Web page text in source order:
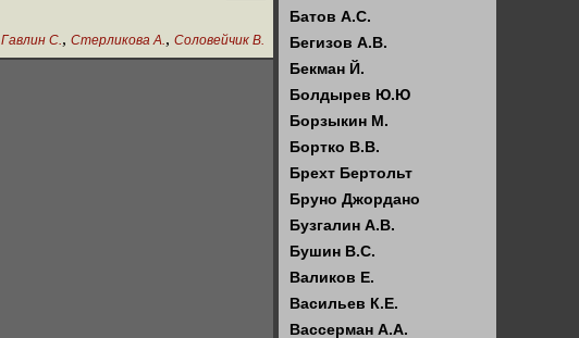
Гавлин С., Стерликова А., Соловейчик В.
Батов А.С.
Бегизов А.В.
Бекман Й.
Болдырев Ю.Ю
Борзыкин М.
Бортко В.В.
Брехт Бертольт
Бруно Джордано
Бузгалин А.В.
Бушин В.С.
Валиков Е.
Васильев К.Е.
Вассерман А.А.